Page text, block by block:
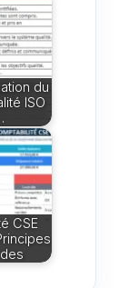
du
ISO
CSE